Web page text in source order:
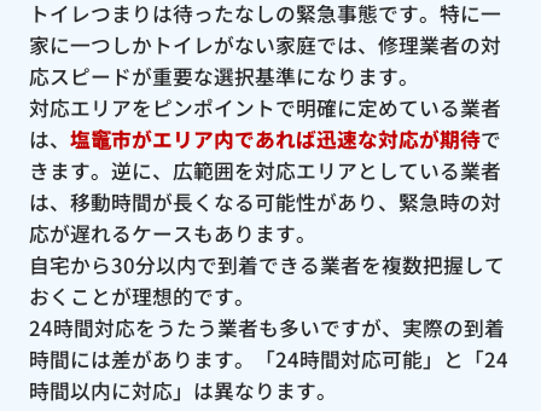
トイレつまりは待ったなしの緊急事態です。特に一
家に一つしかトイレがない家庭では、修理業者の対
応スピードが重要な選択基準になります。
対応エリアをピンポイントで明確に定めている業者
は、 塩竈市がエリア内であれば迅速な対応が期待で
きます。逆に、広範囲を対応エリアとしている業者
は、移動時間が長くなる可能性があり、緊急時の対
応が遅れるケースもあります。
自宅から30分以内で到着できる業者を複数把握して
おくことが理想的です。
24時間対応をうたう業者も多いですが、実際の到着
時間には差があります。「24時間対応可能」と「24
時間以内に対応」は異なります。